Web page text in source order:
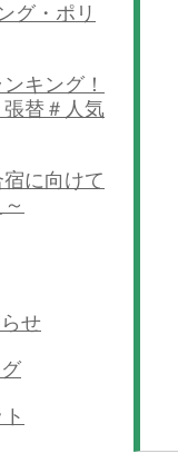
グ・ポリ
キング！
替＃人気
に向けて
せ